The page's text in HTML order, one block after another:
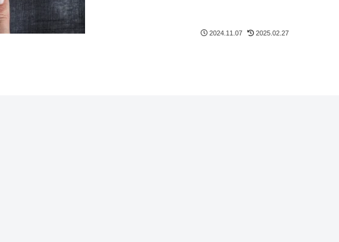
く紹介します。やる気に左右されずに行動を続けるため
2024.11.07 2025.02.27